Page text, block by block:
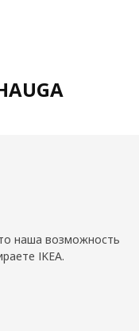
наша возможность
IKEA.